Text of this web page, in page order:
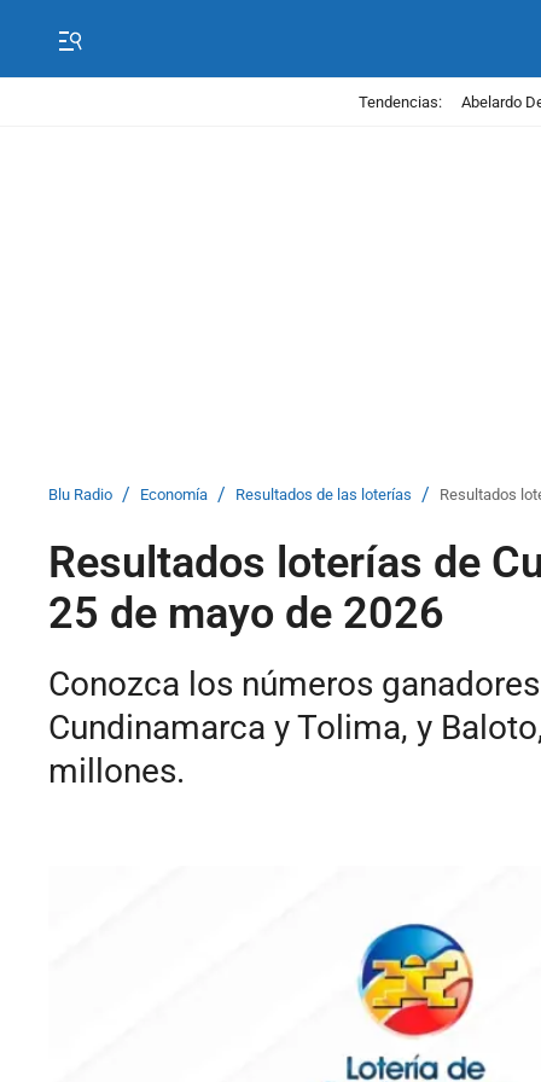
Tendencias: Abelardo
Blu Radio / Economía / Resultados de las loterías / Resultados
Resultados loterías de
25 de mayo de 2026
Conozca los números
Cundinamarca y Tolima, y
millones.